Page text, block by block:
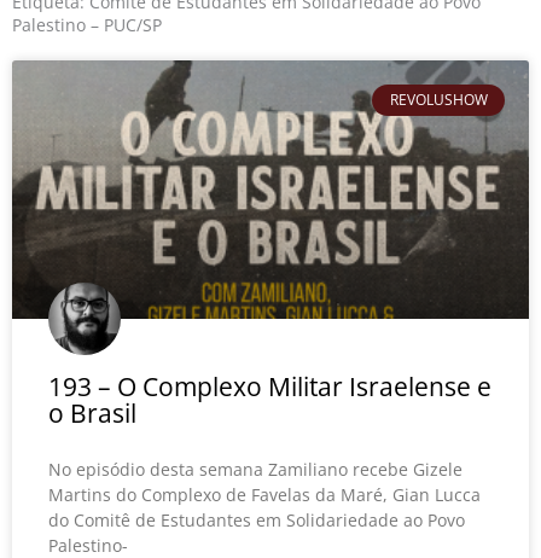
Palestino – PUC/SP
REVOLUSHOW
193 – O Complexo Militar Israelense e
o Brasil
No episódio desta semana Zamiliano recebe Gizele
Martins do Complexo de Favelas da Maré, Gian Lucca
do Comitê de Estudantes em Solidariedade ao Povo
Palestino-